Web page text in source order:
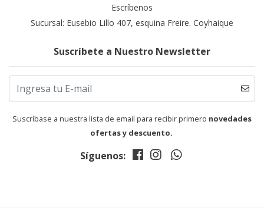
Escríbenos
Sucursal: Eusebio Lillo 407, esquina Freire. Coyhaique
Suscríbete a Nuestro Newsletter
Suscríbase a nuestra lista de email para recibir primero novedades
ofertas y descuento.
Síguenos: